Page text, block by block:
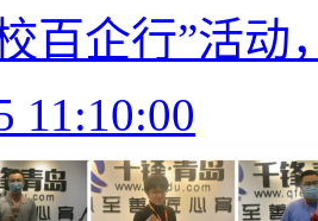
百企行”活动
11:10:00